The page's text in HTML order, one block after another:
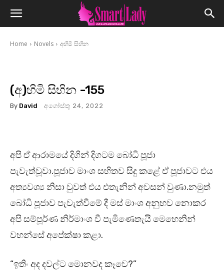
Home Novels අහිමි සිහින
(අ)හිමි සිහින -155
By David අගෝස්තු 24, 2022
අපි ඒ ආරාමයේ දිගින් දිගටම බෝධි පූජා
පැවැත්වූවා.පූජාව මාංශ සහිතව සිදු කළේ ඒ පූජාවට එය
අත්‍යවශ්‍ය නිසා වුවත් එය එතැනින් අවසන් වුණා.නමුත්
බෝධි පූජාව පැවැත්වීමේ දී මස් මාංශ අනුභව නොකර
අපි සම්පූර්ණ නිර්මාංශ වී පැමිණෙතැයි මෙහෙනින්
වහන්සේ අපේක්ෂා කළා.
“ඉතිං අද දවල්ට මොනවද කෑවෙ?”